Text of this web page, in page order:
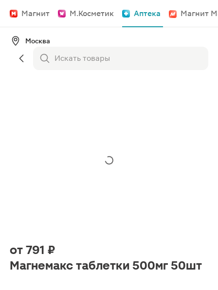
Магнит М.Косметик Аптека Магнит
Москва
от 791 ₽
Магнемакс таблетки 500мг 50шт